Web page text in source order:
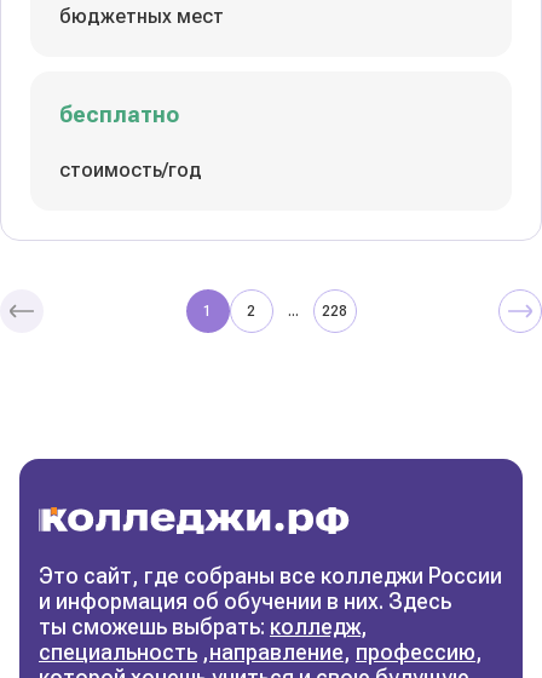
бюджетных мест
бесплатно
стоимость/год
колледж
Фильтры
Сбросить фильтры
1 2 ... 228
Это сайт, где собраны все колледжи России
и информация об обучении в них. Здесь
ты сможешь выбрать: колледж,
специальность ,направление, профессию,